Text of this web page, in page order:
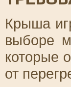
Крыша
выборе
которые
от